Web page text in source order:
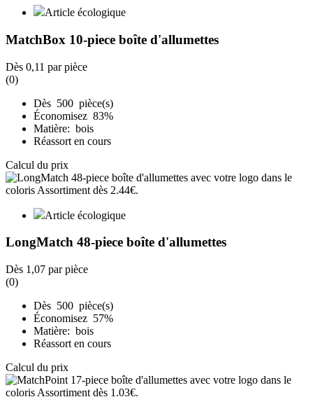
Article écologique
MatchBox 10-piece boîte d'allumettes
Dès 0,11 par pièce
(0)
Dès 500 pièce(s)
Économisez 83%
Matière: bois
Réassort en cours
Calcul du prix
Article écologique
LongMatch 48-piece boîte d'allumettes
Dès 1,07 par pièce
(0)
Dès 500 pièce(s)
Économisez 57%
Matière: bois
Réassort en cours
Calcul du prix